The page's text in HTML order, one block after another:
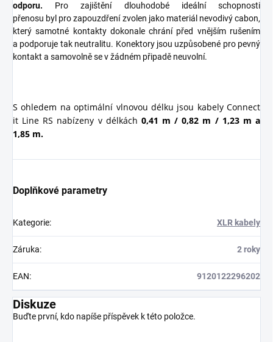
odporu. Pro zajištění dlouhodobé ideální schopnosti
přenosu byl pro zapouzdření zvolen jako materiál nevodivý cabon,
který samotné kontakty dokonale chrání před vnějším rušením
a podporuje tak neutralitu. Konektory jsou uzpůsobené pro pevný
kontakt a samovolně se v žádném připadě neuvolní.
S ohledem na optimální vlnovou délku jsou kabely Connect
it Line RS nabízeny v délkách 0,41 m / 0,82 m / 1,23 m a
1,85 m.
Doplňkové parametry
Kategorie: XLR kabely
Záruka: 2 roky
EAN: 9120122296202
Diskuze
Buďte první, kdo napíše příspěvek k této položce.